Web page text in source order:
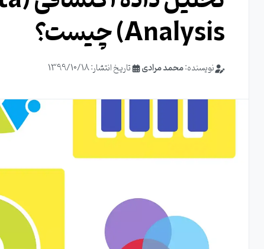
Analysis) چیست؟
نویسنده:محمد مرادی تاریخ انتشار: 1399/10/18